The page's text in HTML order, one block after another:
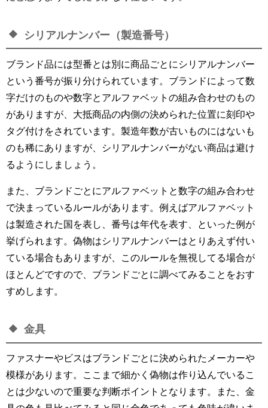
シリアルナンバー（製造番号）
ブランド品には型番とは別に商品ごとにシリアルナンバー
という番号が振り分けられています。ブランドによって数
字だけのものや数字とアルファベットの組み合わせのもの
がありますが、大抵商品の内側の決められた位置に刻印や
タグ付けをされています。製造年数が古いものにはないも
のも稀にありますが、シリアルナンバーがない商品は避け
るようにしましょう。
また、ブランドごとにアルファベットと数字の組み合わせ
で決まっているルールがあります。例えばアルファベット
は製造された国を表し、番号は年代を表す、といった例が
挙げられます。偽物はシリアルナンバーはとりあえず付い
ている場合もありますが、このルールを無視してる場合が
ほとんどですので、ブランドごとに調べてみることをおす
すめします。
金具
ファスナーやビスはブランドごとに決められたメーカーや
模様があります。ここまで細かく偽物は作り込んでいるこ
とは少ないので重要な判断ポイントとなります。また、金